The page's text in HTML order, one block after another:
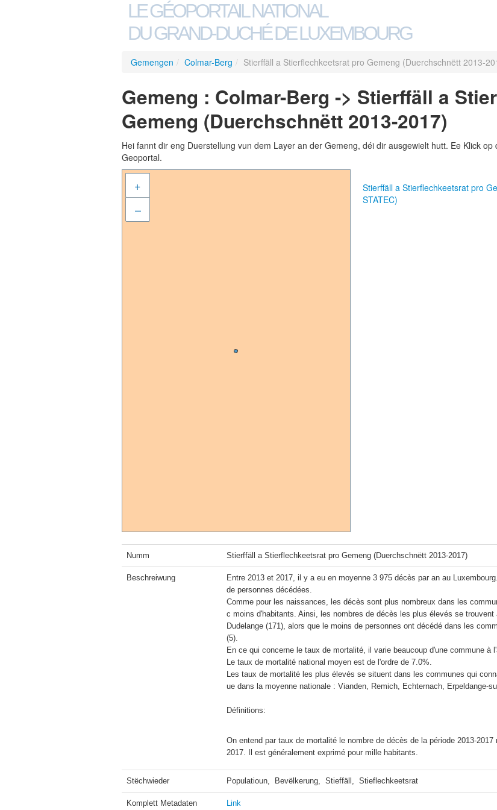
LE GÉOPORTAIL NATIONAL
DU GRAND-DUCHÉ DE LUXEMBOURG
Gemengen / Colmar-Berg / Stierffäll a Stierflechkeetsrat pro Gemeng (Duerchschnëtt 2013-
Gemeng : Colmar-Berg -> Stierffäll a
Gemeng (Duerchschnëtt 2013-2017)
Hei fannt dir eng Duerstellung vun dem Layer an der Gemeng, déi dir ausgewielt hutt. Ee Klick
Geoportal.
+
–
Stierffäll a Stierflechkeetsrat pro
STATEC)
Numm Stierffäll a Stierflechkeetsrat pro Gemeng (Duerchschnëtt 2013-2017)
Beschreiwung
Entre 2013 et 2017, il y a eu en moyenne 3 975 décès par an au
de personnes décédées.
Comme pour les naissances, les décès sont plus nombreux dans les
c moins d'habitants. Ainsi, les nombres de décès les plus élevés se
Dudelange (171), alors que le moins de personnes ont décédé dans les
(5).
En ce qui concerne le taux de mortalité, il varie beaucoup d'une commune à
Le taux de mortalité national moyen est de l'ordre de 7.0%.
Les taux de mortalité les plus élevés se situent dans les communes qui
ue dans la moyenne nationale : Vianden, Remich, Echternach, Erpeldange-
Définitions:
On entend par taux de mortalité le nombre de décès de la période 2013-
2017. Il est généralement exprimé pour mille habitants.
Stëchwieder Populatioun,  Bevëlkerung,  Stieffäll,  Stieflechkeetsrat
Komplett Metadaten Link